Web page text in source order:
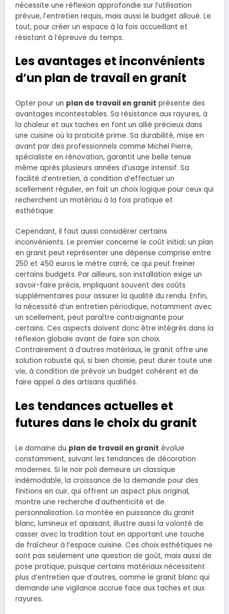
nécessite une réflexion approfondie sur l’utilisation
prévue, l’entretien requis, mais aussi le budget alloué. Le
tout, pour créer un espace à la fois accueillant et
résistant à l’épreuve du temps.
Les avantages et inconvénients
d’un plan de travail en granit
Opter pour un plan de travail en granit présente des
avantages incontestables. Sa résistance aux rayures, à
la chaleur et aux taches en font un allié précieux dans
une cuisine où la praticité prime. Sa durabilité, mise en
avant par des professionnels comme Michel Pierre,
spécialiste en rénovation, garantit une belle tenue
même après plusieurs années d’usage intensif. Sa
facilité d’entretien, à condition d’effectuer un
scellement régulier, en fait un choix logique pour ceux qui
recherchent un matériau à la fois pratique et
esthétique.
Cependant, il faut aussi considérer certains
inconvénients. Le premier concerne le coût initial; un plan
en granit peut représenter une dépense comprise entre
250 et 450 euros le mètre carré, ce qui peut freiner
certains budgets. Par ailleurs, son installation exige un
savoir-faire précis, impliquant souvent des coûts
supplémentaires pour assurer la qualité du rendu. Enfin,
la nécessité d’un entretien périodique, notamment avec
un scellement, peut paraître contraignante pour
certains. Ces aspects doivent donc être intégrés dans la
réflexion globale avant de faire son choix.
Contrairement à d’autres matériaux, le granit offre une
solution robuste qui, si bien choisie, peut durer toute une
vie, à condition de prévoir un budget cohérent et de
faire appel à des artisans qualifiés.
Les tendances actuelles et
futures dans le choix du granit
Le domaine du plan de travail en granit évolue
constamment, suivant les tendances de décoration
modernes. Si le noir poli demeure un classique
indémodable, la croissance de la demande pour des
finitions en cuir, qui offrent un aspect plus original,
montre une recherche d’authenticité et de
personnalisation. La montée en puissance du granit
blanc, lumineux et apaisant, illustre aussi la volonté de
casser avec la tradition tout en apportant une touche
de fraîcheur à l’espace cuisine. Ces choix esthétiques ne
sont pas seulement une question de goût, mais aussi de
pose pratique, puisque certains matériaux nécessitent
plus d’entretien que d’autres, comme le granit blanc qui
demande une vigilance accrue face aux taches et aux
rayures.